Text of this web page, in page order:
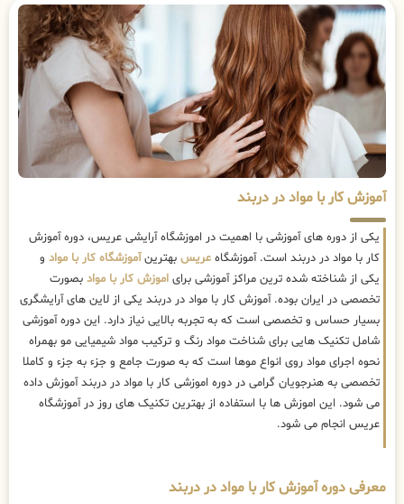
آموزش کار با مواد در دربند
یکی از دوره های آموزشی با اهمیت در اموزشگاه آرایشی عریس، دوره آموزش
کار با مواد در دربند است. آموزشگاه عریس بهترینآموزشگاه کار با مواد و
یکی از شناخته شده ترین مراکز آموزشی برای اموزش کار با مواد بصورت
تخصصی در ایران بوده. آموزش کار با مواد در دربند یکی از لاین های آرایشگری
بسیار حساس و تخصصی است که به تجربه بالایی نیاز دارد. این دوره آموزشی
شامل تکنیک هایی برای شناخت مواد رنگ و ترکیب مواد شیمیایی مو بهمراه
نحوه اجرای مواد روی انواع موها است که به صورت جامع و جزء به جزء و کاملا
تخصصی به هنرجویان گرامی در دوره اموزشی کار با مواد در دربند آموزش داده
می شود. این اموزش ها با استفاده از بهترین تکنیک های روز در آموزشگاه
عریس انجام می شود.
معرفی دوره آموزش کار با مواد در دربند